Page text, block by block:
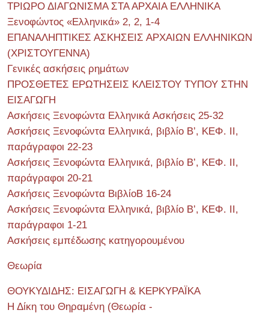
ΤΡΙΩΡΟ ΔΙΑΓΩΝΙΣΜΑ ΣΤΑ ΑΡΧΑΙΑ ΕΛΛΗΝΙΚΑ
Ξενοφώντος «Ελληνικά» 2, 2, 1-4
ΕΠΑΝΑΛΗΠΤΙΚΕΣ ΑΣΚΗΣΕΙΣ ΑΡΧΑΙΩΝ ΕΛΛΗΝΙΚΩΝ
(ΧΡΙΣΤΟΥΓΕΝΝΑ)
Γενικές ασκήσεις ρημάτων
ΠΡΟΣΘΕΤΕΣ ΕΡΩΤΗΣΕΙΣ ΚΛΕΙΣΤΟΥ ΤΥΠΟΥ ΣΤΗΝ
ΕΙΣΑΓΩΓΗ
Ασκήσεις Ξενοφώντα Ελληνικά Ασκήσεις 25-32
Ασκήσεις Ξενοφώντα Ελληνικά, βιβλίο Β’, ΚΕΦ. II,
παράγραφοι 22-23
Ασκήσεις Ξενοφώντα Ελληνικά, βιβλίο Β’, ΚΕΦ. II,
παράγραφοι 20-21
Ασκήσεις Ξενοφώντα ΒιβλίοΒ 16-24
Ασκήσεις Ξενοφώντα Ελληνικά, βιβλίο Β’, ΚΕΦ. II,
παράγραφοι 1-21
Ασκήσεις εμπέδωσης κατηγορουμένου
Θεωρία
ΘΟΥΚΥΔΙΔΗΣ: ΕΙΣΑΓΩΓΗ & ΚΕΡΚΥΡΑΪΚΑ
Η Δίκη του Θηραμένη (Θεωρία -